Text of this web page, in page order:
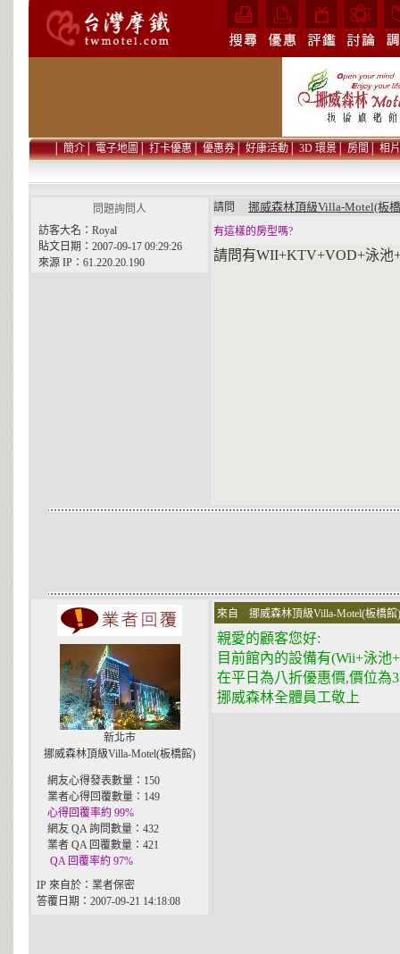
│簡介│電子地圖│打卡優惠│優惠券│好康活動│3D 環景│房間│相片
問題詢問人
訪客大名：Royal
貼文日期：2007-09-17 09:29:26
來源 IP：61.220.20.190
請問 挪威森林頂級Villa-Motel(板
有這樣的房型嗎?
請問有WII+KTV+VOD+泳池
新北市
挪威森林頂級Villa-Motel(板橋館)
網友心得發表數量：150
業者心得回覆數量：149
心得回覆率約 99%
網友 QA 詢問數量：432
業者 QA 回覆數量：421
QA 回覆率約 97%
IP 來自於：業者保密
答覆日期：2007-09-21 14:18:08
來自 挪威森林頂級Villa-Motel(板
親愛的顧客您好:
目前館內的設備有(Wii+泳
在平日為八折優惠價,價位為
挪威森林全體員工敬上